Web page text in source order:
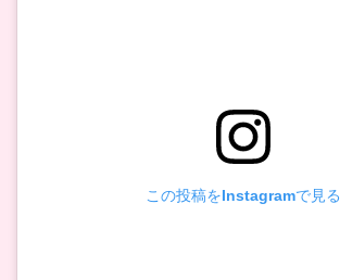
この投稿をInstagramで見る